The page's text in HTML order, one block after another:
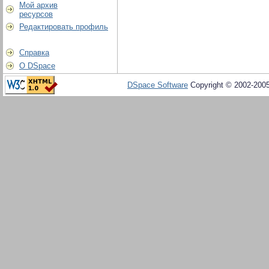
Мой архив
ресурсов
Редактировать профиль
Справка
О DSpace
DSpace Software Copyright © 2002-